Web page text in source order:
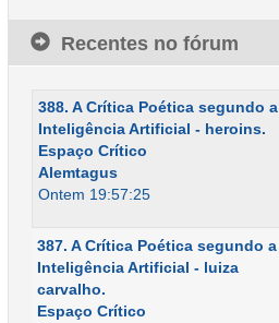
Recentes no fórum
388. A Crítica Poética segundo a
Inteligência Artificial - heroins.
Espaço Crítico
Alemtagus
Ontem 19:57:25
387. A Crítica Poética segundo a
Inteligência Artificial - luiza
carvalho.
Espaço Crítico